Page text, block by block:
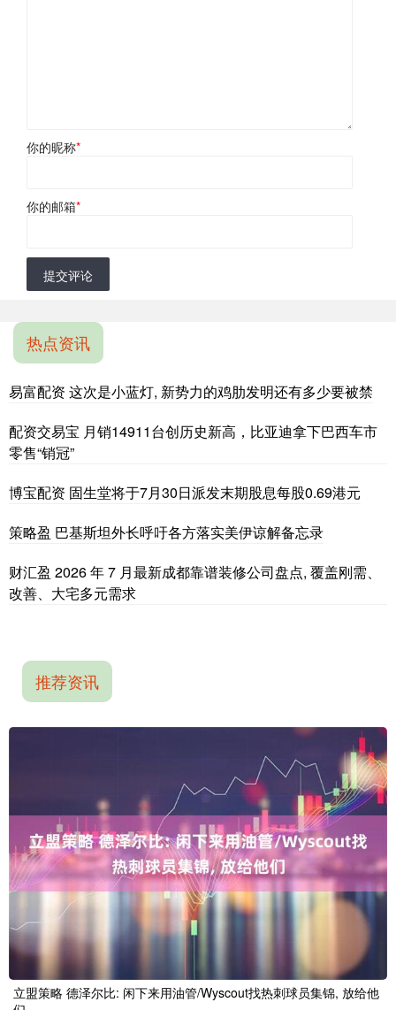
你的昵称*
你的邮箱*
提交评论
热点资讯
易富配资 这次是小蓝灯, 新势力的鸡肋发明还有多少要被禁
配资交易宝 月销14911台创历史新高，比亚迪拿下巴西车市
零售“销冠”
博宝配资 固生堂将于7月30日派发末期股息每股0.69港元
策略盈 巴基斯坦外长呼吁各方落实美伊谅解备忘录
财汇盈 2026 年 7 月最新成都靠谱装修公司盘点, 覆盖刚需、
改善、大宅多元需求
推荐资讯
立盟策略 德泽尔比: 闲下来用油管/Wyscout找热刺球员集锦, 放给他